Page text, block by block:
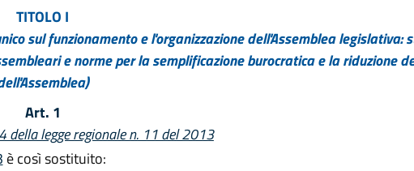
TITOLO I
sul funzionamento e l'organizzazione dell'Assemblea legislativa:
e norme per la semplificazione burocratica e la riduzione
Art. 1
della legge regionale n. 11 del 2013
è così sostituito: